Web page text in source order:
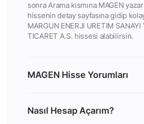
sonra Arama kısmına MAGEN
hissenin detay sayfasına gidip
MARGUN ENERJI URETIM SANAYI
TICARET A.S. hissesi alabilirsin.
MAGEN Hisse Yorumları
Nasıl Hesap Açarım?